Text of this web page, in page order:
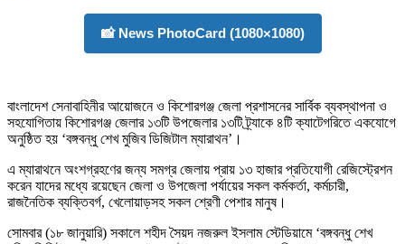
📸 News PhotoCard (1080×1080)
বাংলাদেশ সেনাবাহিনীর আয়োজনে ও কিশোরগঞ্জ জেলা প্রশাসনের সার্বিক ব্যবস্থাপনা ও
সহযোগিতায় কিশোরগঞ্জ জেলার ১৩টি উপজেলার ১৩টি ট্র্যাকে ৪টি ক্যাটেগরিতে একযোগে
অনুষ্ঠিত হয় ‘বঙ্গবন্ধু শেখ মুজিব ডিজিটাল ম্যারাথন’।
এ ম্যারাথনে অংশগ্রহণের জন্য সমগ্র জেলায় প্রায় ১৩ হাজার প্রতিযোগী রেজিস্ট্রেশন
করেন যাদের মধ্যে রয়েছেন জেলা ও উপজেলা পর্যায়ের সকল কর্মকর্তা, কর্মচারী,
রাজনৈতিক ব্যক্তিবর্গ, খেলোয়াড়সহ সকল শ্রেণী পেশার মানুষ।
সোমবার (১৮ জানুয়ারি) সকালে শহীদ সৈয়দ নজরুল ইসলাম স্টেডিয়ামে ‘বঙ্গবন্ধু শেখ